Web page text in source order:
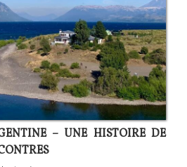
– UNE HISTOIRE DE